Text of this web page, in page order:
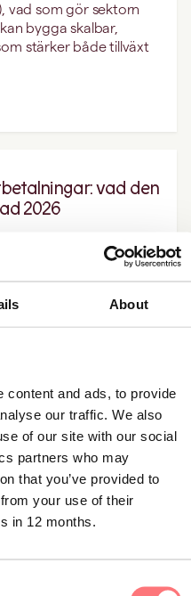
About
content and ads, to provide
our traffic. We also
of our site with our social
partners who may
that you’ve provided to
your use of their
in 12 months.
vad som gör sektorn
bygga skalbar,
stärker både tillväxt
vad den
2026
IPR innebär, vilka
finansiella institut kan
från Compliance
Day by Trapets - från